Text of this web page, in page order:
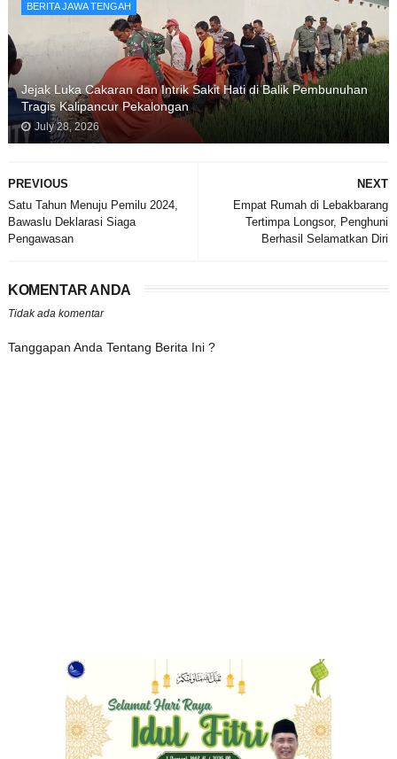
BERITA JAWA TENGAH
Jejak Luka Cakaran dan Intrik Sakit Hati di Balik Pembunuhan
Tragis Kalipancur Pekalongan
July 28, 2026
NEXT
Empat Rumah di Lebakbarang
Tertimpa Longsor, Penghuni
Berhasil Selamatkan Diri
PREVIOUS
Satu Tahun Menuju Pemilu 2024,
Bawaslu Deklarasi Siaga
Pengawasan
KOMENTAR ANDA
Tidak ada komentar
Tanggapan Anda Tentang Berita Ini ?